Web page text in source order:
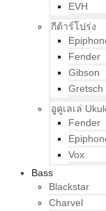
EVH
กีต้าร์โปร่ง
Fender
Gibson
Gretsch
อูคูเลเล่
Fender
Vox
Bass
Blackstar
Charvel